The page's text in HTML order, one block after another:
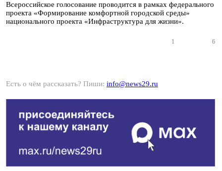
Всероссийское голосование проводится в рамках федерального
проекта «Формирование комфортной городской среды»
национального проекта «Инфраструктура для жизни».
1 6
Есть о чём рассказать? Пиши: info@news29.ru